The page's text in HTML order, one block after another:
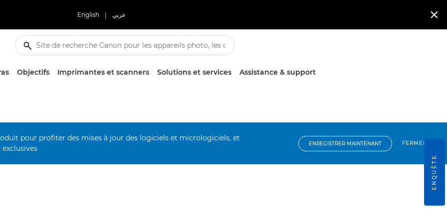
English | عربي 
Objectifs Imprimantes et scanners Solutions et services Assistance & support
pour profiter des mises à jour des logiciels et micrologiciels, et
ENREGISTRER MAINTENANT FERMER
ENQUÊTE